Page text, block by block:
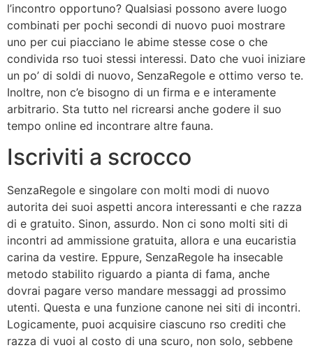
l’incontro opportuno? Qualsiasi possono avere luogo
combinati per pochi secondi di nuovo puoi mostrare
uno per cui piacciano le abime stesse cose o che
condivida rso tuoi stessi interessi. Dato che vuoi iniziare
un po’ di soldi di nuovo, SenzaRegole e ottimo verso te.
Inoltre, non c’e bisogno di un firma e e interamente
arbitrario. Sta tutto nel ricrearsi anche godere il suo
tempo online ed incontrare altre fauna.
Iscriviti a scrocco
SenzaRegole e singolare con molti modi di nuovo
autorita dei suoi aspetti ancora interessanti e che razza
di e gratuito. Sinon, assurdo. Non ci sono molti siti di
incontri ad ammissione gratuita, allora e una eucaristia
carina da vestire. Eppure, SenzaRegole ha insecable
metodo stabilito riguardo a pianta di fama, anche
dovrai pagare verso mandare messaggi ad prossimo
utenti. Questa e una funzione canone nei siti di incontri.
Logicamente, puoi acquisire ciascuno rso crediti che
razza di vuoi al costo di una scuro, non solo, sebbene